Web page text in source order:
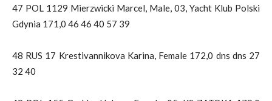
47 POL 1129 Mierzwicki Marcel, Male, 03, Yacht Klub Polski
Gdynia 171,0 46 46 40 57 39
48 RUS 17 Krestivannikova Karina, Female 172,0 dns dns 27
32 40